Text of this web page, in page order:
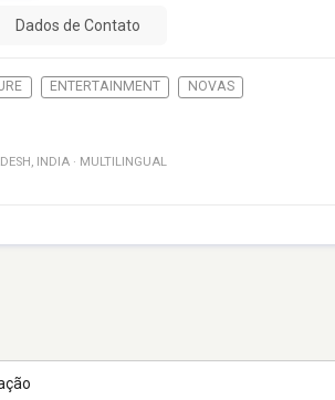
Dados de Contato
ENTERTAINMENT
NOVAS
, INDIA · MULTILINGUAL